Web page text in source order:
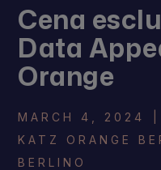
Cena
Data
Orange
MARCH 4, 2024
KATZ ORANGE
ERLINO